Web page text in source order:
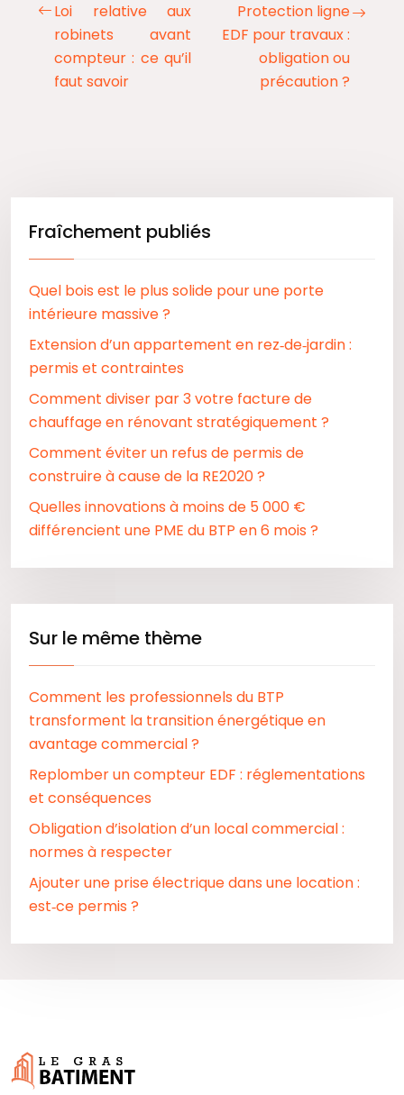
Loi relative aux
robinets avant
compteur : ce qu’il
faut savoir
Protection ligne
EDF pour travaux :
obligation ou
précaution ?
Fraîchement publiés
Quel bois est le plus solide pour une porte
intérieure massive ?
Extension d’un appartement en rez‑de‑jardin :
permis et contraintes
Comment diviser par 3 votre facture de
chauffage en rénovant stratégiquement ?
Comment éviter un refus de permis de
construire à cause de la RE2020 ?
Quelles innovations à moins de 5 000 €
différencient une PME du BTP en 6 mois ?
Sur le même thème
Comment les professionnels du BTP
transforment la transition énergétique en
avantage commercial ?
Replomber un compteur EDF : réglementations
et conséquences
Obligation d’isolation d’un local commercial :
normes à respecter
Ajouter une prise électrique dans une location :
est‑ce permis ?